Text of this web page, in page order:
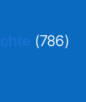
(786)